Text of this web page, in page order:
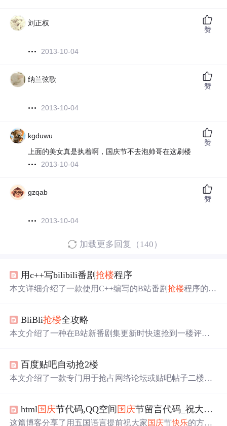
刘正权
2013-10-04
赞
纳兰弦歌
2013-10-04
赞
kgduwu
上面的美女真是执着啊，国庆节不去泡帅哥在这刷楼
2013-10-04
赞
gzqab
2013-10-04
赞
加载更多回复（140）
用c++写bilibili番剧抢楼程序
本文详细介绍了一款使用C++编写的B站番剧抢楼程序的设
BliBli抢楼全攻略
本文介绍了一种在B站新番剧集更新时快速抢到一楼评论
模拟登录及cookies使用。
百度贴吧自动抢2楼
本文介绍了一款专门用于抢占网络论坛或贴吧帖子二楼位
及所需设备条件。
html国庆节代码,QQ空间 国庆节留言代码_祝大家
这篇博客分享了用五国语言提前祝大家国庆节快乐的方